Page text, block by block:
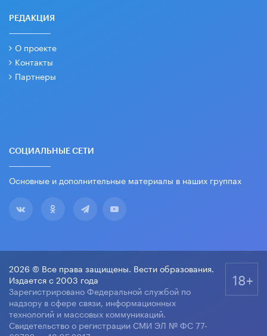
РЕДАКЦИЯ
О проекте
Контакты
Партнеры
СОЦИАЛЬНЫЕ СЕТИ
Основные и дополнительные материалы в наших группах
2026 © Все права защищены. Вести образования.
Издается с 2003 года
Зарегистрировано Федеральной службой по
надзору в сфере связи, информационных
технологий и массовых коммуникаций.
Свидетельство о регистрации СМИ ЭЛ № ФС 77-
18+